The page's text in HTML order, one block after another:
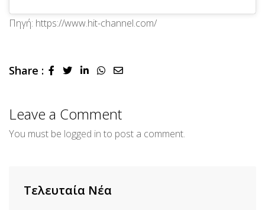
Πηγή: https://www.hit-channel.com/
Share : LinkedInWhatsapp
Share
Leave a Comment
You must be logged in to post a comment.
Τελευταία Νέα